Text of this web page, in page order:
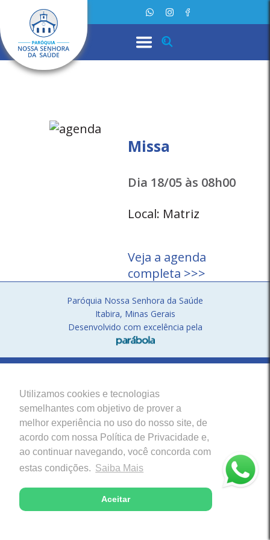
Utilizamos cookies e tecnologias
semelhantes com objetivo de prover a
melhor experiência no uso do nosso site, de
acordo com nossa Política de Privacidade e,
ao continuar navegando, você concorda com
estas condições. Saiba Mais
Aceitar
Missa
Dia 18/05 às 08h00
Local: Matriz
Veja a agenda
completa >>>
Paróquia Nossa Senhora da Saúde
Itabira, Minas Gerais
Desenvolvido com excelência pela